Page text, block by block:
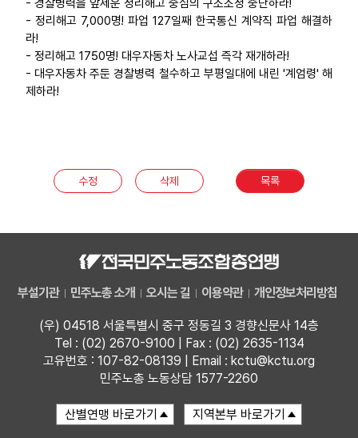
- 경찰병력을 앞세운 정리해고 중심의 구조조정 중단하라!
- 정리해고 7,000명! 파업 127일째 한국통신 계약직 파업 해결하
라!
- 정리해고 1750명! 대우자동차 노사교섭 즉각 재개하라!
- 대우자동차 주둔 경찰병력 철수하고 부평일대에 내린 '계엄령' 해
제하라!
수정 삭제 목록
부설기관 민주노총 소개 오시는 길 이용약관 개인정보처리방침
(우) 04518 서울특별시 중구 정동길 3 경향신문사 14층
Tel : (02) 2670-9100 | Fax : (02) 2635-1134
고유번호 : 107-82-08139 | Email : kctu@kctu.org
민주노총 노동상담 1577-2260